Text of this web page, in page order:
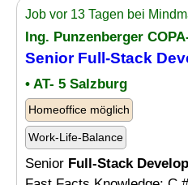
Job vor 13 Tagen bei
Ing. Punzenberger
Senior Full-Stack
• AT- 5 Salzburg
Homeoffice möglich
Work-Life-Balance
Senior Full-Stack